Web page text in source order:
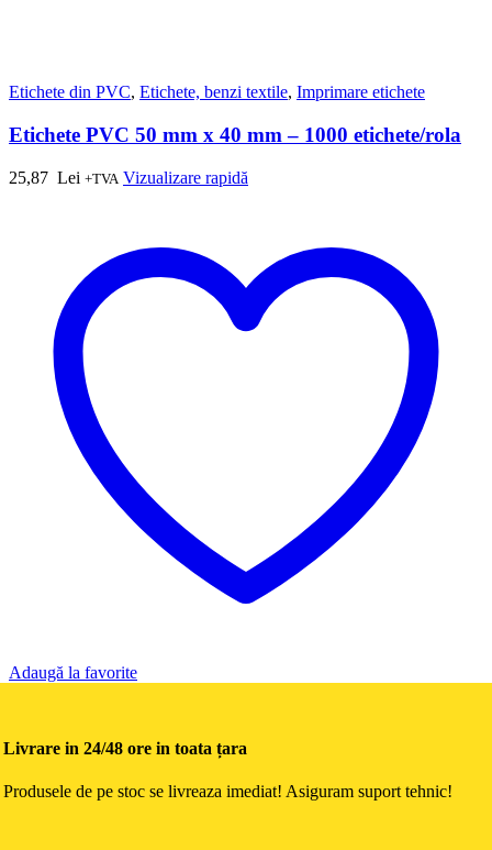
Etichete din PVC, Etichete, benzi textile, Imprimare etichete
Etichete PVC 50 mm x 40 mm – 1000 etichete/rola
25,87 Lei +TVA Vizualizare rapidă
Adaugă la favorite
Livrare in 24/48 ore in toata țara
Produsele de pe stoc se livreaza imediat! Asiguram suport tehnic!